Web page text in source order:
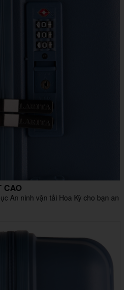
CAO
An ninh vận tải Hoa Kỳ cho bạn an